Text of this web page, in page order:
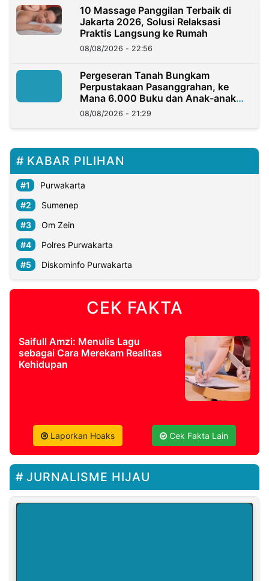
10 Massage Panggilan Terbaik di
Jakarta 2026, Solusi Relaksasi
Praktis Langsung ke Rumah
08/08/2026 - 22:56
Pergeseran Tanah Bungkam
Perpustakaan Pasanggrahan, ke
Mana 6.000 Buku dan Anak-anak
Kini?
08/08/2026 - 21:29
KABAR PILIHAN
Purwakarta
Sumenep
Om Zein
Polres Purwakarta
Diskominfo Purwakarta
CEK FAKTA
Saifull Amzi: Menulis Lagu
sebagai Cara Merekam Realitas
Kehidupan
Laporkan Hoaks Cek Fakta Lain
JURNALISME HIJAU